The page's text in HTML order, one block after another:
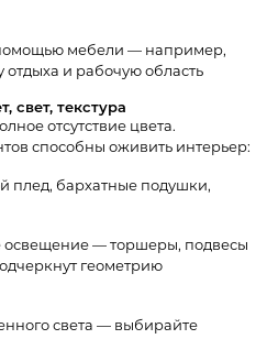
мебели — например,
отдыха и рабочую область
свет, текстура
отсутствие цвета.
способны оживить интерьер:
плед, бархатные подушки,
освещение — торшеры, подвесы
геометрию
света — выбирайте